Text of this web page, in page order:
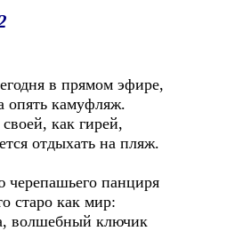
в прямом эфире,
опять камуфляж.
как гирей,
отдыхать на пляж.
панциря
старо как мир:
волшебный ключик